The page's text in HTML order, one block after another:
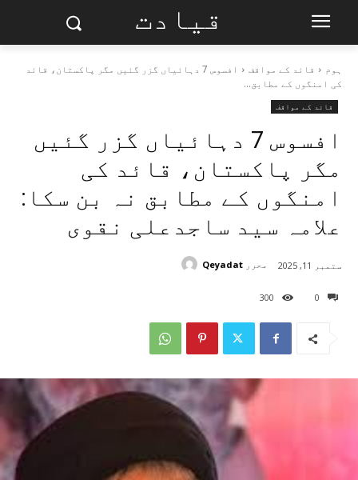
قیادت
ہوم قائد کے مواقف
افسوس 7 دہائیاں گزر گئیں مگر پاکستان، قائد
کی امنگوں کے مطابق...
قائد کے مواقف
افسوس 7 دہائیاں گزر گئیں
مگر پاکستان، قائد کی
امنگوں کے مطابق نہ بن سکا:
علامہ سید ساجدعلی نقوی
0
300
ستمبر 11, 2025 محرر Qeyadat